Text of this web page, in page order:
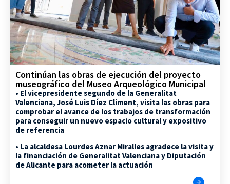
Continúan las obras de ejecución del proyecto
museográfico del Museo Arqueológico Municipal
• El vicepresidente segundo de la Generalitat
Valenciana, José Luis Díez Climent, visita las obras para
comprobar el avance de los trabajos de transformación
para conseguir un nuevo espacio cultural y expositivo
de referencia
• La alcaldesa Lourdes Aznar Miralles agradece la visita y
la financiación de Generalitat Valenciana y Diputación
de Alicante para acometer la actuación